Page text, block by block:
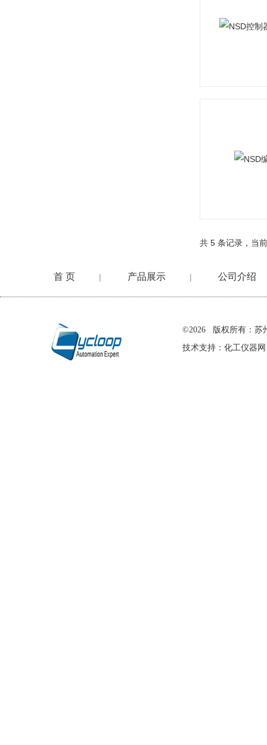
共 5 条记录，当
首 页 | 产品展示 | 公司介绍
©2026 版权所有：苏
技术支持： 化工仪器网